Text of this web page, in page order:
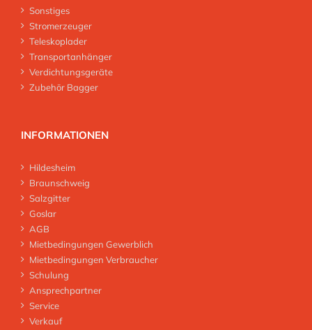
Sonstiges
Stromerzeuger
Teleskoplader
Transportanhänger
Verdichtungsgeräte
Zubehör Bagger
INFORMATIONEN
Hildesheim
Braunschweig
Salzgitter
Goslar
AGB
Mietbedingungen Gewerblich
Mietbedingungen Verbraucher
Schulung
Ansprechpartner
Service
Verkauf